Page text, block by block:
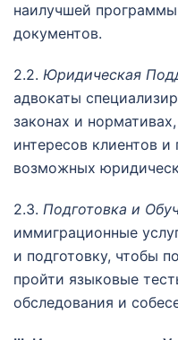
наилучшей
документов.
2.2. Юридическая
адвокаты
законах и
интересов клиентов и
возможных
2.3. Подготовка и
иммиграционные
и подготовку, чтобы
пройти языковые
обследования и